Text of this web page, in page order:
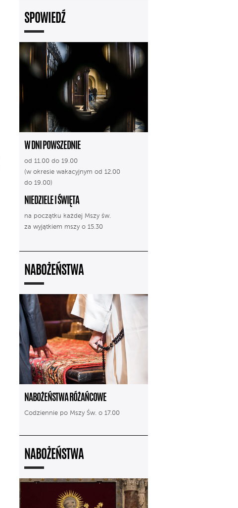
SPOWIEDŹ
W DNI POWSZEDNIE
od 11.00 do 19.00
(w okresie wakacyjnym od 12.00
do 19.00)
NIEDZIELE I ŚWIĘTA
na początku każdej Mszy św.
za wyjątkiem mszy o 15.30
NABOŻEŃSTWA
NABOŻEŃSTWA RÓŻAŃCOWE
Codziennie po Mszy Św. o 17.00
NABOŻEŃSTWA